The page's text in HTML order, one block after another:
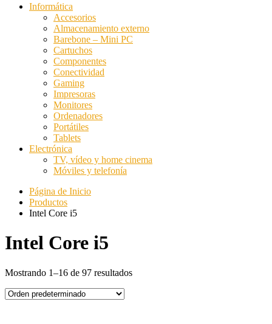
Informática
Accesorios
Almacenamiento externo
Barebone – Mini PC
Cartuchos
Componentes
Conectividad
Gaming
Impresoras
Monitores
Ordenadores
Portátiles
Tablets
Electrónica
TV, vídeo y home cinema
Móviles y telefonía
Página de Inicio
Productos
Intel Core i5
Intel Core i5
Mostrando 1–16 de 97 resultados